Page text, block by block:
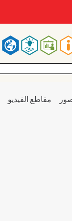
مقاطع الفيديو